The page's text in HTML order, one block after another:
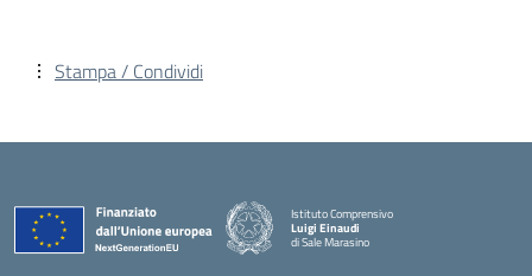
Stampa / Condividi
Istituto Comprensivo
Luigi Einaudi
di Sale Marasino